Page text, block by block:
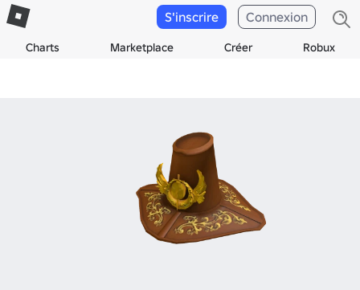
Charts Marketplace Créer Robux
S'inscrire Connexion